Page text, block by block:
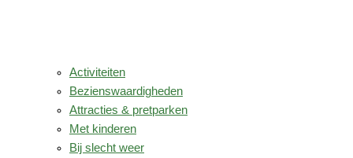
Activiteiten
Bezienswaardigheden
Attracties & pretparken
Met kinderen
Bij slecht weer